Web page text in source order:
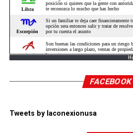
FACEBOOK
Tweets by laconexionusa